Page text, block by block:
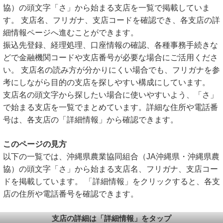
協）の頭文字「さ」から始まる支店を一覧で掲載していま
す。 支店名、フリガナ、支店コードを確認でき、各支店の詳
細情報ページへ進むことができます。
振込先登録、経理処理、口座情報の確認、各種事務手続きな
どで金融機関コードや支店番号が必要な場合にご活用くださ
い。 支店名の読み方が分かりにくい場合でも、フリガナを参
考にしながら目的の支店を探しやすい構成にしています。
支店名の頭文字から探したい場合に使いやすいよう、「さ」
で始まる支店を一覧でまとめています。詳細な住所や電話番
号は、各支店の「詳細情報」から確認できます。
このページの見方
以下の一覧では、沖縄県農業協同組合（JA沖縄県・沖縄県農
協）の頭文字「さ」から始まる支店名、フリガナ、支店コー
ドを掲載しています。 「詳細情報」をクリックすると、各支
店の住所や電話番号を確認できます。
支店の詳細は「詳細情報」をタップ